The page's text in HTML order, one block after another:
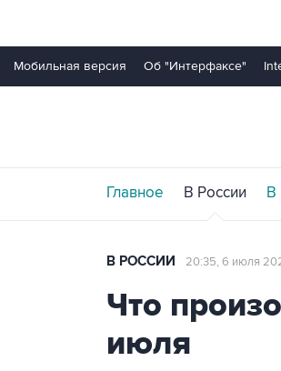
Мобильная версия Об "Интерфаксе"
Главное В России В
В РОССИИ 20:35, 6 июля
Что
июля